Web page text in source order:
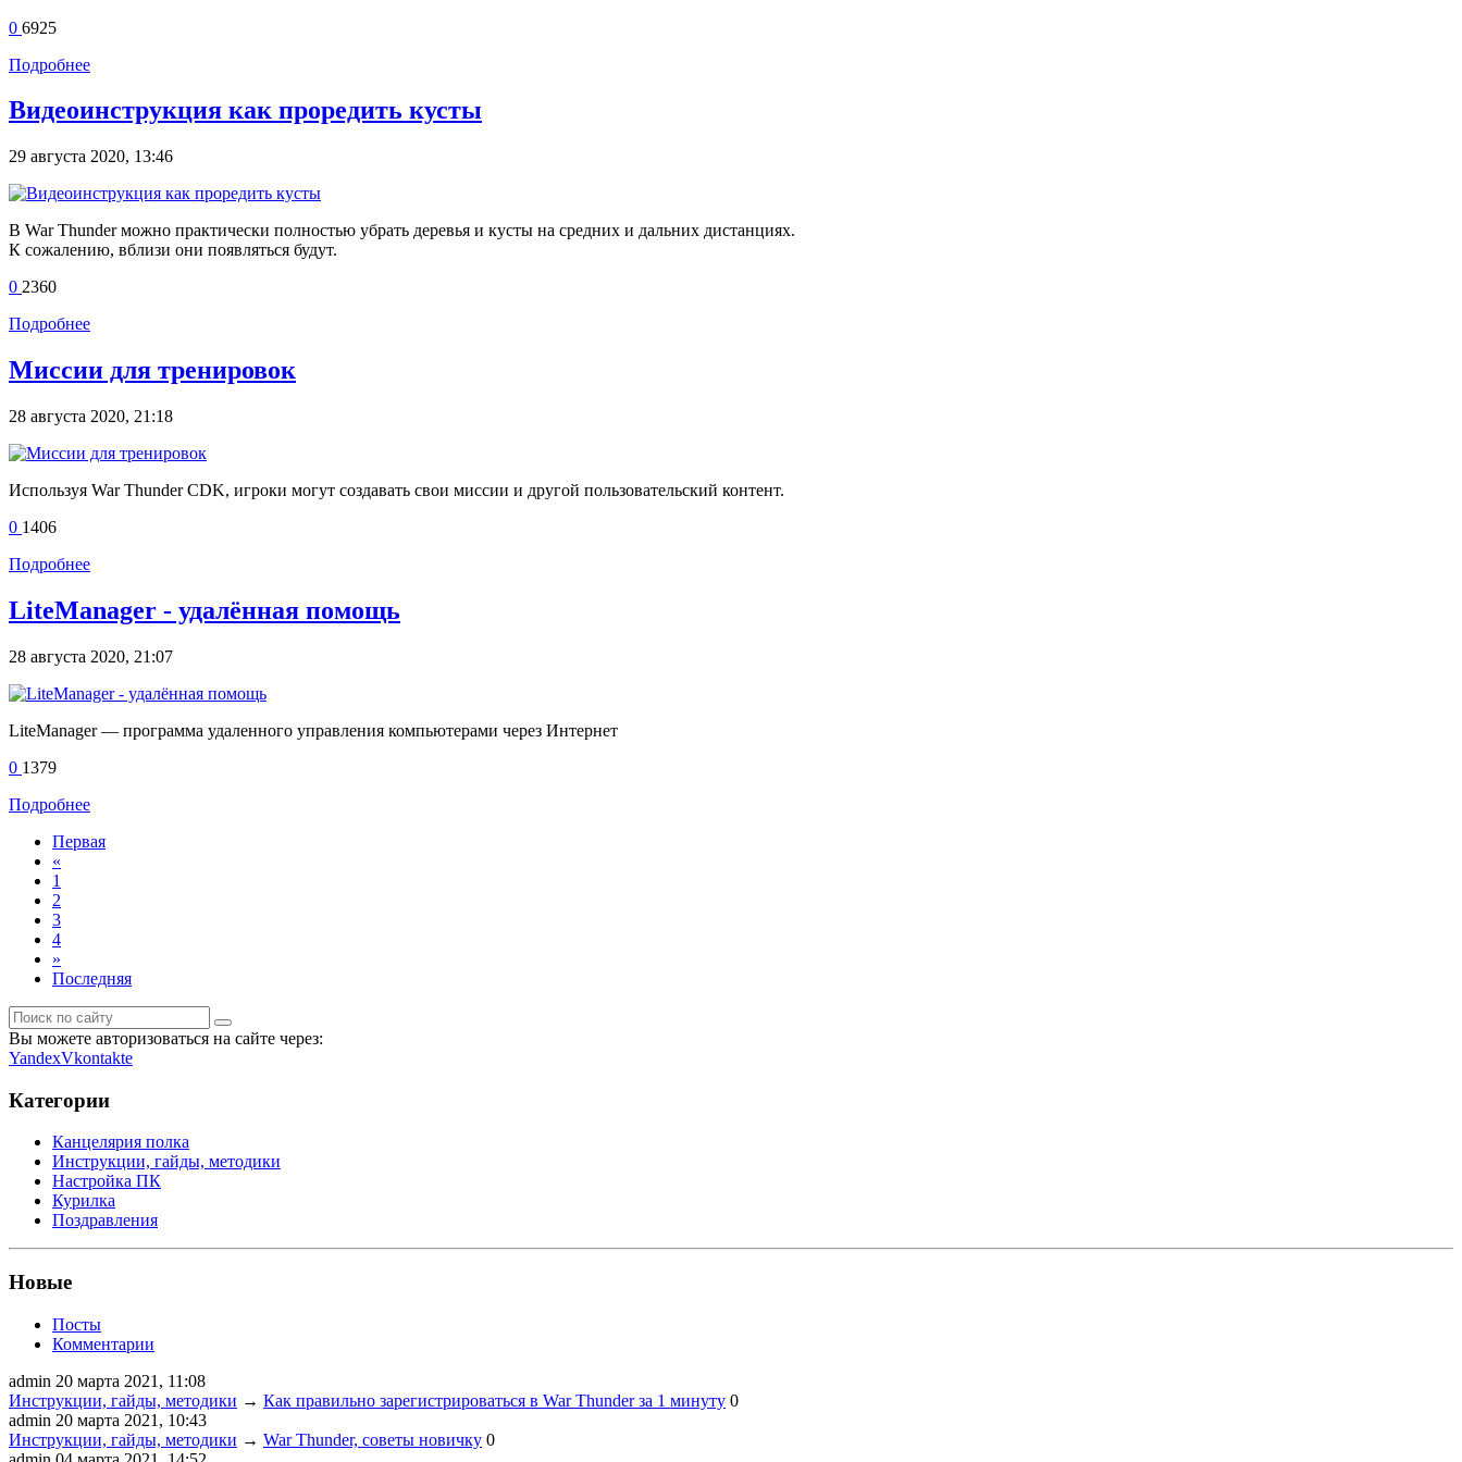
0 6925
Подробнее
Видеоинструкция как проредить кусты
29 августа 2020, 13:46
В War Thunder можно практически полностью убрать деревья и кусты на средних и дальних дистанциях.
К сожалению, вблизи они появляться будут.
0 2360
Подробнее
Миссии для тренировок
28 августа 2020, 21:18
Используя War Thunder CDK, игроки могут создавать свои миссии и другой пользовательский контент.
0 1406
Подробнее
LiteManager - удалённая помощь
28 августа 2020, 21:07
LiteManager — программа удаленного управления компьютерами через Интернет
0 1379
Подробнее
Первая
«
1
2
3
4
»
Последняя
Вы можете авторизоваться на сайте через:
YandexVkontakte
Категории
Канцелярия полка
Инструкции, гайды, методики
Настройка ПК
Курилка
Поздравления
Новые
Посты
Комментарии
admin 20 марта 2021, 11:08
Инструкции, гайды, методики → Как правильно зарегистрироваться в War Thunder за 1 минуту 0
admin 20 марта 2021, 10:43
Инструкции, гайды, методики → War Thunder, советы новичку 0